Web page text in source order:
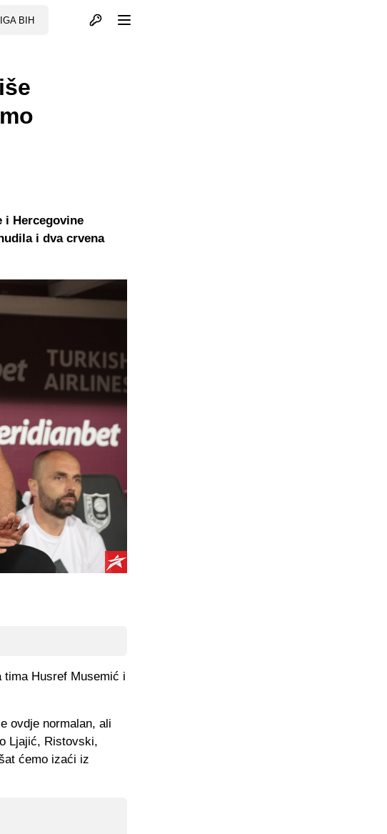
BIH Otvori profil
i Hercegovine
i dva crvena
tima Husref Musemić i
ovdje normalan, ali
Ljajić, Ristovski,
ćemo izaći iz